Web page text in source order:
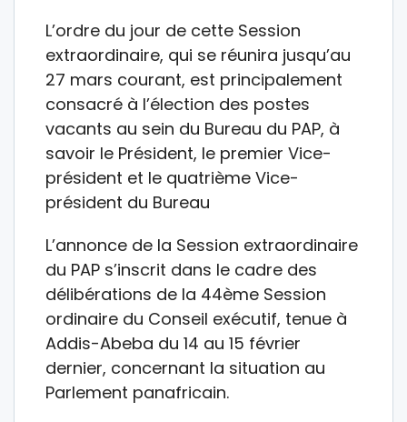
L’ordre du jour de cette Session
extraordinaire, qui se réunira jusqu’au
27 mars courant, est principalement
consacré à l’élection des postes
vacants au sein du Bureau du PAP, à
savoir le Président, le premier Vice-
président et le quatrième Vice-
président du Bureau
L’annonce de la Session extraordinaire
du PAP s’inscrit dans le cadre des
délibérations de la 44ème Session
ordinaire du Conseil exécutif, tenue à
Addis-Abeba du 14 au 15 février
dernier, concernant la situation au
Parlement panafricain.